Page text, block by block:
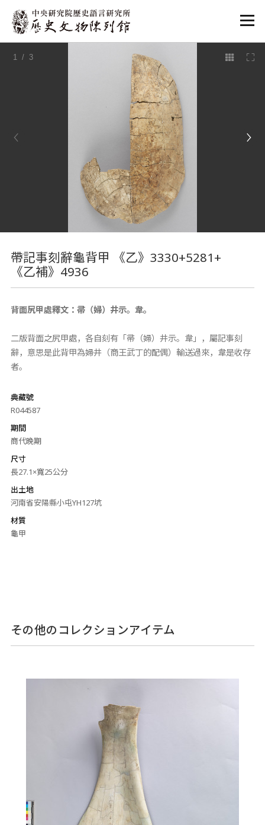
:::
1 / 3
帶記事刻辭龜背甲 《乙》3330+5281+
《乙補》4936
背面尻甲處釋文：帚（婦）井示。韋。
二版背面之尻甲處，各自刻有「帚（婦）井示。韋」，屬記事刻
辭，意思是此背甲為婦井（商王武丁的配偶）輸送過來，韋是收存
者。
典藏號
R044587
期間
商代晚期
尺寸
長27.1×寬25公分
出土地
河南省安陽縣小屯YH127坑
材質
龜甲
その他のコレクションアイテム